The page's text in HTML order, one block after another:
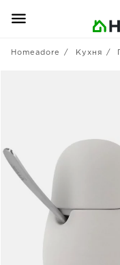
Homeadore Кухня